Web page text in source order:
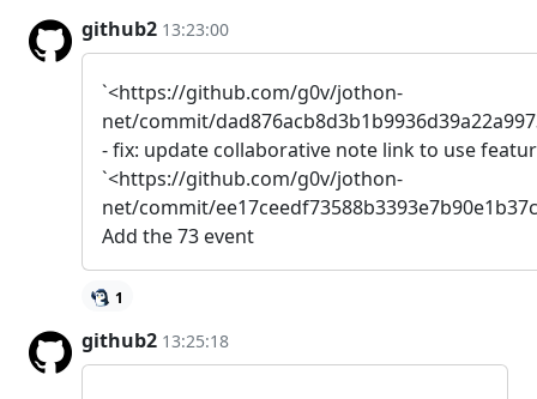
github2 13:23:00
`<https://github.com/g0v/jothon-
net/commit/
- fix: update collaborative note link to use
`<https://github.com/g0v/jothon-
net/commit/
Add the 73 event
1
github2 13:25:18